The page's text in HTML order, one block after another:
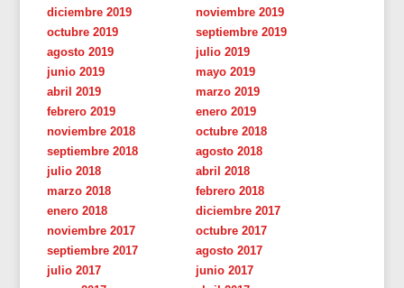
diciembre 2019
noviembre 2019
octubre 2019
septiembre 2019
agosto 2019
julio 2019
junio 2019
mayo 2019
abril 2019
marzo 2019
febrero 2019
enero 2019
noviembre 2018
octubre 2018
septiembre 2018
agosto 2018
julio 2018
abril 2018
marzo 2018
febrero 2018
enero 2018
diciembre 2017
noviembre 2017
octubre 2017
septiembre 2017
agosto 2017
julio 2017
junio 2017